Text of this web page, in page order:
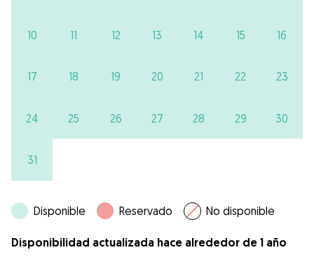
10 11 12 13 14 15 16
17 18 19 20 21 22 23
24 25 26 27 28 29 30
31
Disponible Reservado No disponible
Disponibilidad actualizada hace alrededor de 1 año